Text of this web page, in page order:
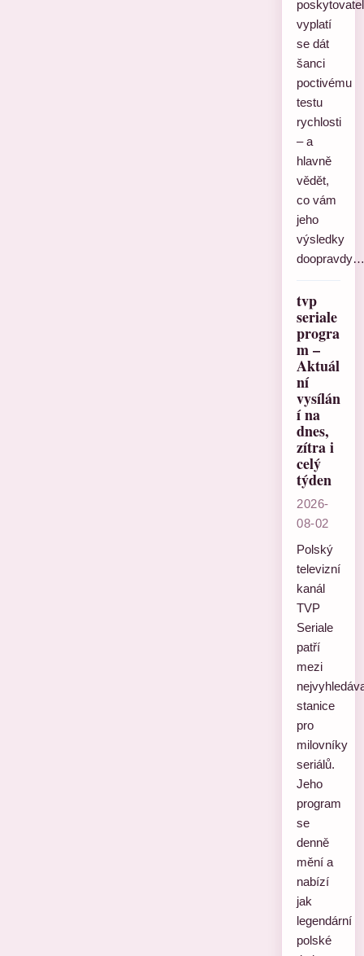
vyplatí
se dát
šanci
poctivému
testu
rychlosti
– a
hlavně
vědět,
co vám
jeho
výsledky
doopravdy…
tvp
seriale
progra
m –
Aktuál
ní
vysílán
í na
dnes,
zítra i
celý
týden
2026-
08-02
Polský
televizní
kanál
TVP
Seriale
patří
mezi
stanice
pro
milovníky
seriálů.
Jeho
program
se
denně
mění a
nabízí
jak
legendární
polské